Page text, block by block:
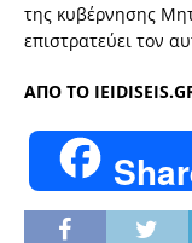
της κυβέρνησης
επιστρατεύει τον
ΑΠΟ ΤΟ